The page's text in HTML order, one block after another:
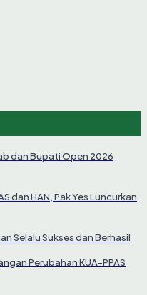
dan Bupati Open 2026
dan HAN, Pak Yes Luncurkan
Selalu Sukses dan Berhasil
Perubahan KUA-PPAS